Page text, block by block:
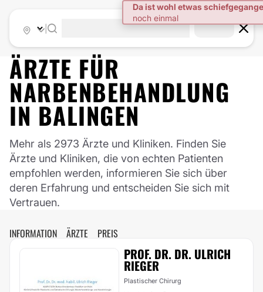
ÄRZTE FÜR
NARBENBEHANDLUNG
IN BALINGEN
Mehr als 2973 Ärzte und Kliniken. Finden Sie
Ärzte und Kliniken, die von echten Patienten
empfohlen werden, informieren Sie sich über
deren Erfahrung und entscheiden Sie sich mit
Vertrauen.
INFORMATION ÄRZTE PREIS
PROF. DR. DR. ULRICH
RIEGER
Plastischer Chirurg